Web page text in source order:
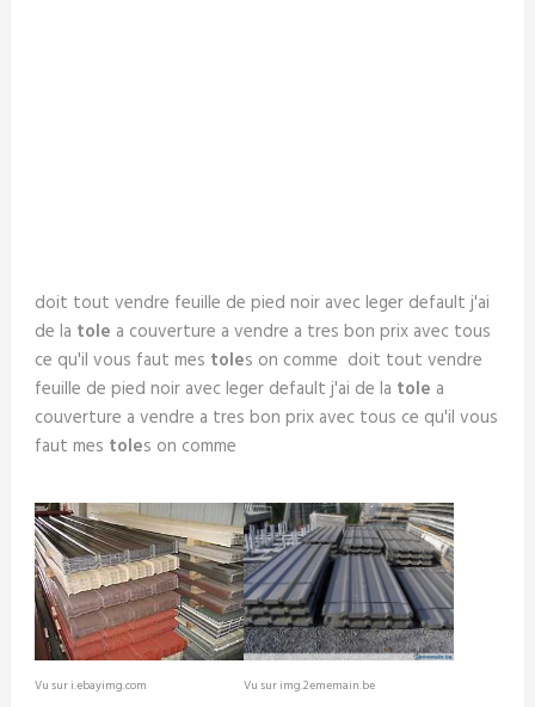
doit tout vendre feuille de pied noir avec leger default j'ai
de la tole a couverture a vendre a tres bon prix avec tous
ce qu'il vous faut mes toles on comme doit tout vendre
feuille de pied noir avec leger default j'ai de la tole a
couverture a vendre a tres bon prix avec tous ce qu'il vous
faut mes toles on comme
Vu sur i.ebayimg.com Vu sur img.2ememain.be